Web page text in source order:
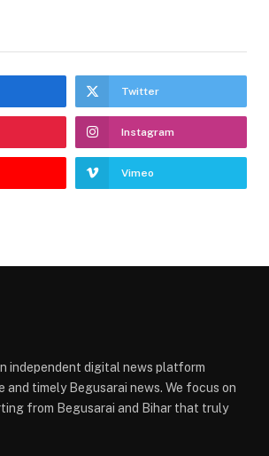
Twitter
Instagram
Vimeo
independent digital news platform
and timely Begusarai news. We focus on
from Begusarai and Bihar that truly